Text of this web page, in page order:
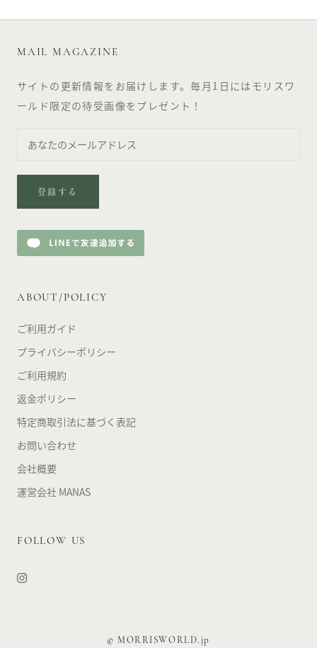
MAIL MAGAZINE
サイトの更新情報をお届けします。毎月1日にはモリスワ
ールド限定の待受画像をプレゼント！
登録する
ABOUT/POLICY
ご利用ガイド
プライバシーポリシー
ご利用規約
返金ポリシー
特定商取引法に基づく表記
お問い合わせ
会社概要
運営会社 MANAS
FOLLOW US
© MORRISWORLD.jp